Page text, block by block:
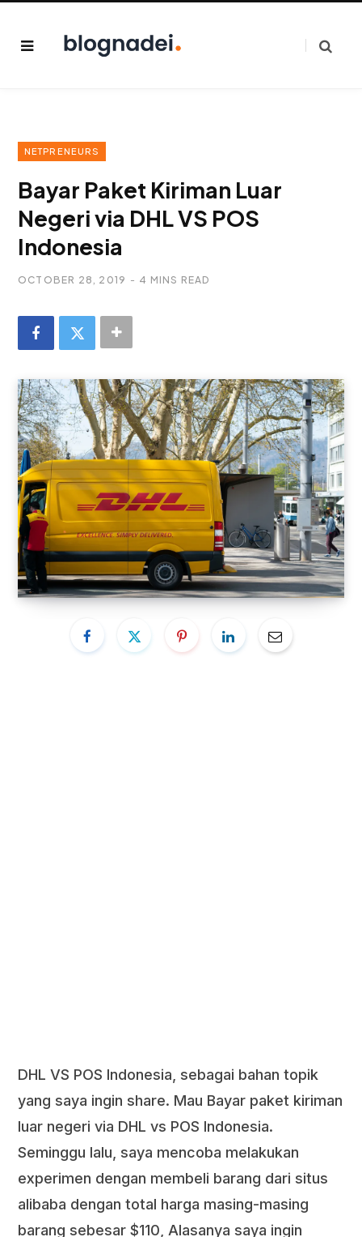
NETPRENEURS
Bayar Paket Kiriman Luar
Negeri via DHL VS POS
Indonesia
OCTOBER 28, 2019 4 MINS READ
DHL VS POS Indonesia, sebagai bahan topik
yang saya ingin share. Mau Bayar paket kiriman
luar negeri via DHL vs POS Indonesia.
Seminggu lalu, saya mencoba melakukan
experimen dengan membeli barang dari situs
alibaba dengan total harga masing-masing
barang sebesar $110, Alasanya saya ingin